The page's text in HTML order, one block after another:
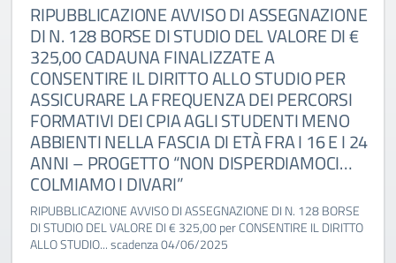
RIPUBBLICAZIONE AVVISO DI ASSEGNAZIONE
DI N. 128 BORSE DI STUDIO DEL VALORE DI €
325,00 CADAUNA FINALIZZATE A
CONSENTIRE IL DIRITTO ALLO STUDIO PER
ASSICURARE LA FREQUENZA DEI PERCORSI
FORMATIVI DEI CPIA AGLI STUDENTI MENO
ABBIENTI NELLA FASCIA DI ETÀ FRA I 16 E I 24
ANNI – PROGETTO “NON DISPERDIAMOCI…
COLMIAMO I DIVARI”
RIPUBBLICAZIONE AVVISO DI ASSEGNAZIONE DI N. 128 BORSE
DI STUDIO DEL VALORE DI € 325,00 per CONSENTIRE IL DIRITTO
ALLO STUDIO... scadenza 04/06/2025